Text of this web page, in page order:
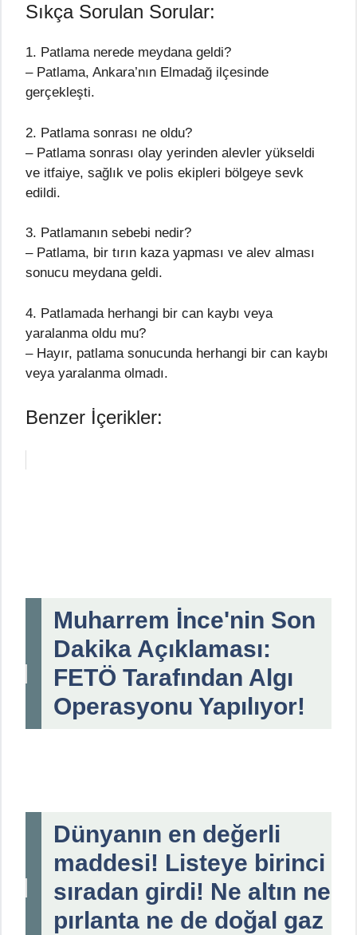
Sıkça Sorulan Sorular:
1. Patlama nerede meydana geldi?
– Patlama, Ankara’nın Elmadağ ilçesinde
gerçekleşti.
2. Patlama sonrası ne oldu?
– Patlama sonrası olay yerinden alevler yükseldi
ve itfaiye, sağlık ve polis ekipleri bölgeye sevk
edildi.
3. Patlamanın sebebi nedir?
– Patlama, bir tırın kaza yapması ve alev alması
sonucu meydana geldi.
4. Patlamada herhangi bir can kaybı veya
yaralanma oldu mu?
– Hayır, patlama sonucunda herhangi bir can kaybı
veya yaralanma olmadı.
Benzer İçerikler:
Muharrem İnce'nin Son
Dakika Açıklaması:
FETÖ Tarafından Algı
Operasyonu Yapılıyor!
Dünyanın en değerli
maddesi! Listeye birinci
sıradan girdi! Ne altın ne
pırlanta ne de doğal gaz